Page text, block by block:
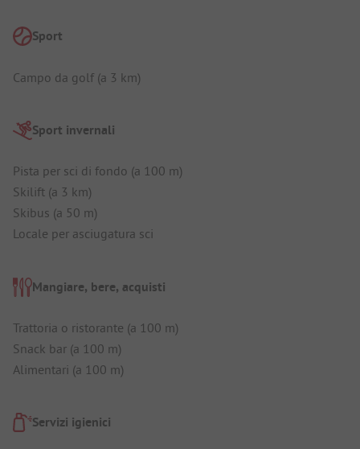
Sport
Campo da golf (a 3 km)
Sport invernali
Pista per sci di fondo (a 100 m)
Skilift (a 3 km)
Skibus (a 50 m)
Locale per asciugatura sci
Mangiare, bere, acquisti
Trattoria o ristorante (a 100 m)
Snack bar (a 100 m)
Alimentari (a 100 m)
Servizi igienici